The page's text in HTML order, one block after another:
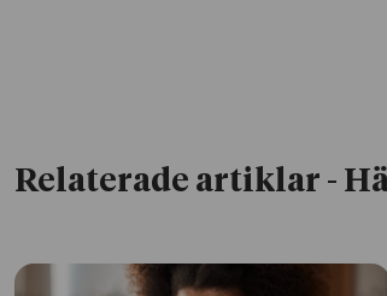
Relaterade artiklar -